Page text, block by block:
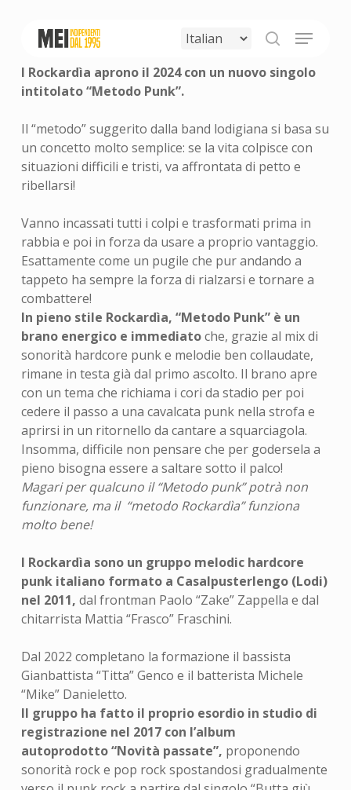
content
Menu
I Rockardìa aprono il 2024 con un nuovo singolo
intitolato “Metodo Punk”.
Il “metodo” suggerito dalla band lodigiana si basa su
un concetto molto semplice: se la vita colpisce con
situazioni difficili e tristi, va affrontata di petto e
ribellarsi!
Vanno incassati tutti i colpi e trasformati prima in
rabbia e poi in forza da usare a proprio vantaggio.
Esattamente come un pugile che pur andando a
tappeto ha sempre la forza di rialzarsi e tornare a
combattere!
In pieno stile Rockardìa, “Metodo Punk” è un
brano energico e immediatoche, grazie al mix di
sonorità hardcore punk e melodie ben collaudate,
rimane in testa già dal primo ascolto. Il brano apre
con un tema che richiama i cori da stadio per poi
cedere il passo a una cavalcata punk nella strofa e
aprirsi in un ritornello da cantare a squarciagola.
Insomma, difficile non pensare che per godersela a
pieno bisogna essere a saltare sotto il palco!
Magari per qualcuno il “Metodo punk” potrà non
funzionare, ma il “metodo Rockardìa” funziona
molto bene!
I Rockardìa sono un gruppo melodic hardcore
punk italiano formato a Casalpusterlengo (Lodi)
nel 2011, dal frontman Paolo “Zake” Zappella e dal
chitarrista Mattia “Frasco” Fraschini.
Dal 2022 completano la formazione il bassista
Gianbattista “Titta” Genco e il batterista Michele
“Mike” Danieletto.
Il gruppo ha fatto il proprio esordio in studio di
registrazione nel 2017 con l’album
autoprodotto “Novità passate”, proponendo
sonorità rock e pop rock spostandosi gradualmente